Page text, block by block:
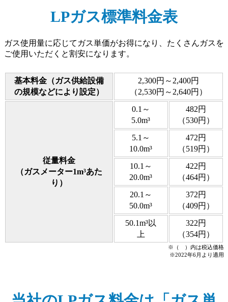
LPガス標準料金表
ガス使用量に応じてガス単価がお得になり、たくさんガスを
ご使用いただくと割安になります。
※（ ）内は税込価格
※2022年6月より適用
基本料金（ガス供給設備
の規模などにより設定）
2,300円～2,400円
（2,530円～2,640円）
従量料金
（ガスメーター1m³あた
り）
0.1～
5.0m³
482円
（530円）
5.1～
10.0m³
472円
（519円）
10.1～
20.0m³
422円
（464円）
20.1～
50.0m³
372円
（409円）
50.1m³以
上
322円
（354円）